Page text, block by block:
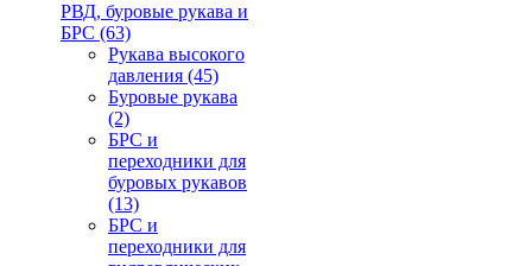
РВД, буровые рукава и
БРС (63)
Рукава высокого
давления (45)
Буровые рукава
(2)
БРС и
переходники для
буровых рукавов
(13)
БРС и
переходники для